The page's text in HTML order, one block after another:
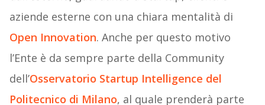
aziende esterne con una chiara mentalità di
Open Innovation. Anche per questo motivo
l’Ente è da sempre parte della Community
dell’Osservatorio Startup Intelligence del
Politecnico di Milano, al quale prenderà parte